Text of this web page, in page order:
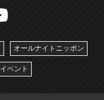
オールナイトニッポン
イベント